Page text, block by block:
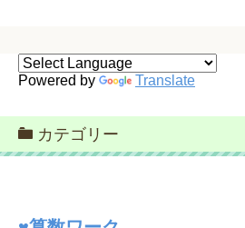
Powered by Translate
カテゴリー